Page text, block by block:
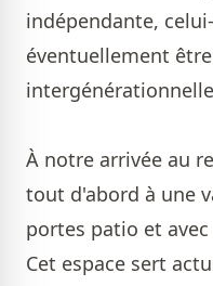
indépendante,
éventuellement
À notre arrivée au
tout d'abord à une
portes patio et
Cet espace sert